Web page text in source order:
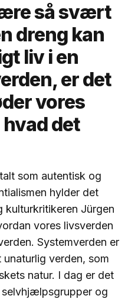
så svært
dreng kan
liv i en
er det
vores
det
som autentisk og
hylder det
kulturkritikeren Jürgen
vores livsverden
Systemverden er
verden, som
natur. I dag er det
og